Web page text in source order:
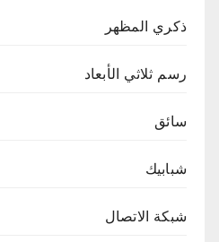
ذكري المظهر
رسم ثلاثي الأبعاد
سائق
شبابيك
شبكة الاتصال